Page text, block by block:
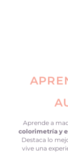
Aprende a
colorimetría y
Destaca lo
vive una